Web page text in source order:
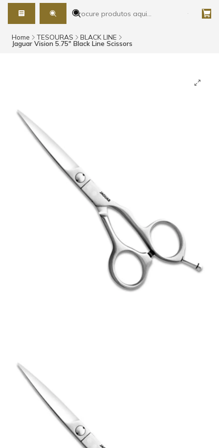
Home TESOURAS BLACK LINE
Jaguar Vision 5.75" Black Line Scissors